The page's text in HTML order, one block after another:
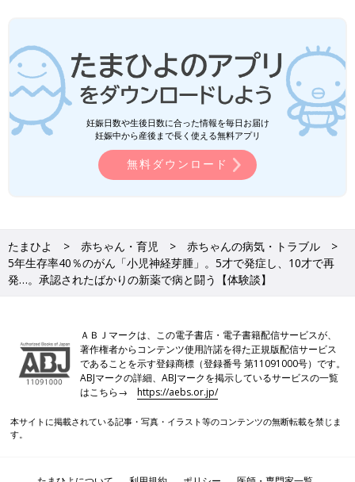
再発がわかった後、大地くんは6月から化学療法を始めました。
それがちょうど終わる9月下旬に、「抗GD2抗体」が国に承認さ
れ、すぐに2回目の「抗GD2抗体」の治療を開始することに。11
「本当にタイミングがよかったと思います。再発をして2回目の
『抗GD2抗体』を使用する子どもは、大地が日本で初めてのよう
です。海外では再発後に2回目の治療をし寛解（腫瘍が縮小また
は消失している状態のこと）した子もいると聞いていますし、抗
がん剤以外の治療の選択肢が増えるのはすごくいいなと思いま
す。効果に期待していますが、やはり1度再発しているので不安
もあります。
妊娠日数や生後日数に合った情報を毎日お届け
妊娠中から産後まで長く使える無料アプリ
無料ダウンロード
たまひよ 赤ちゃん・育児
赤ちゃんの病気・トラブル
5年生存率40％のがん「小児神経芽腫」。5才で発症し、10才で再
発…。承認されたばかりの新薬で病と闘う【体験談】
ＡＢＪマークは、この電子書店・電子書籍配信サービスが、
著作権者からコンテンツ使用許諾を得た正規版配信サービス
であることを示す登録商標（登録番号 第11091000号）です。
ABJマークの詳細、ABJマークを掲示しているサービスの一覧
はこちら→https://aebs.or.jp/
本サイトに掲載されている記事・写真・イラスト等のコンテンツの無断転載を禁じま
す。